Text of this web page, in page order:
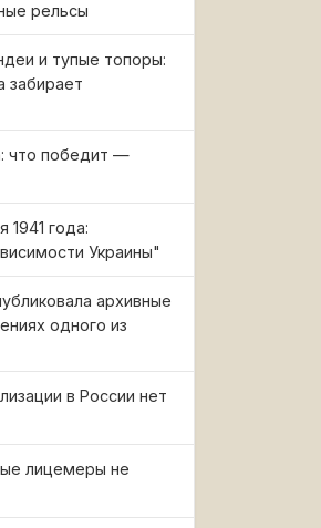
рельсы
и тупые топоры:
забирает
что победит —
1941 года:
Украины"
архивные
одного из
в России нет
лицемеры не